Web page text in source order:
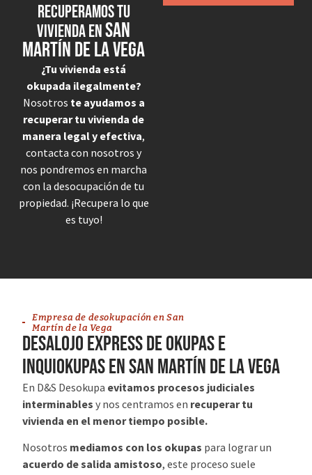
Recuperamos tu
vivienda enSan
Martín de la Vega
¿Tu vivienda está
okupada ilegalmente?
Nosotros te ayudamos a
recuperar tu vivienda de
manera legal y efectiva,
contacta con nosotros y
nos pondremos en marcha
con la desocupación de tu
propiedad. ¡Recupera lo que
es tuyo!
Empresa de desokupación enSan
Martín de la Vega
desalojo express de okupas e
inquiokupas enSan Martín de la Vega
En D&S Desokupa evitamos procesos judiciales
interminables y nos centramos en recuperar tu
vivienda en el menor tiempo posible.
Nosotros mediamos con los okupas para lograr un
acuerdo de salida amistoso, este proceso suele